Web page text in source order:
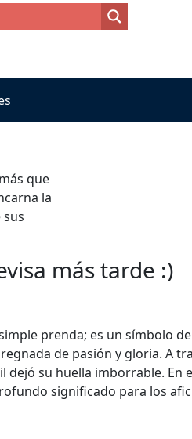
que
la
más tarde :)
prenda; es un símbolo
de pasión y gloria. A
su huella imborrable. En
significado para los